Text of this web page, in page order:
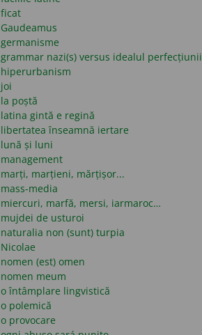
ficat
Gaudeamus
germanisme
grammar nazi(s) versus idealul perfecțiunii
hiperurbanism
joi
la poștă
latina gintă e regină
libertatea înseamnă iertare
lună și luni
management
marți, marțieni, mărțișor...
mass-media
miercuri, marfă, mersi, iarmaroc…
mujdei de usturoi
naturalia non (sunt) turpia
Nicolae
nomen (est) omen
nomen meum
o întâmplare lingvistică
o polemică
o provocare